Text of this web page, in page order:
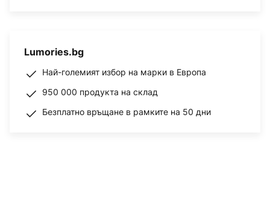
Lumories.bg
Най-големият избор на марки в Европа
950 000 продукта на склад
Безплатно връщане в рамките на 50 дни